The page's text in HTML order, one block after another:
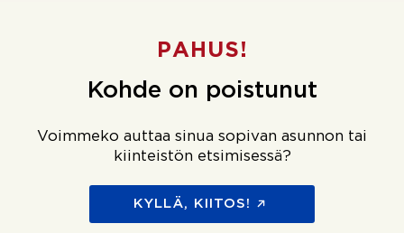
PAHUS!
Kohde on poistunut
Voimmeko auttaa sinua sopivan asunnon tai
kiinteistön etsimisessä?
KYLLÄ, KIITOS!